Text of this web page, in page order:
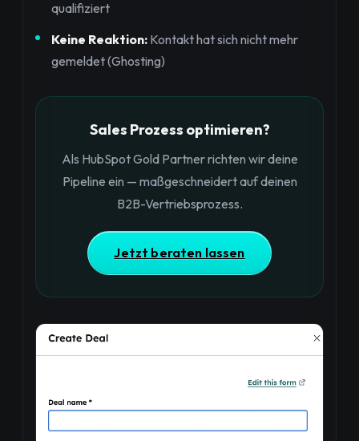
qualifiziert
Keine Reaktion: Kontakt hat sich nicht mehr
gemeldet (Ghosting)
Sales Prozess optimieren?
Als HubSpot Gold Partner richten wir deine
Pipeline ein — maßgeschneidert auf deinen
B2B-Vertriebsprozess.
Jetzt beraten lassen